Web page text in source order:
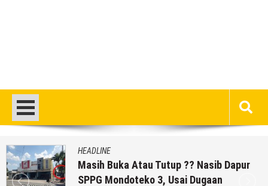
HEADLINE
Masih Buka Atau Tutup ?? Nasib Dapur
SPPG Mondoteko 3, Usai Dugaan